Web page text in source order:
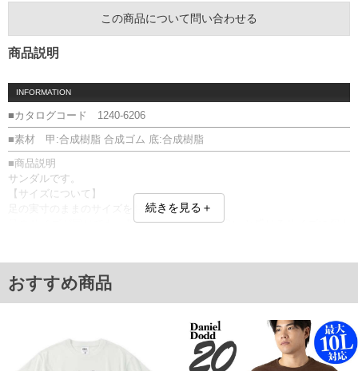
この商品について問い合わせる
商品説明
INFORMATION
■カタログコード 1240-6206
■素材 甲:合成樹脂 合成ゴム 底:合成樹脂
■商品説明
サンダルです。
【サイズについて】
足の実寸のままのサイズをお勧めします。
足のサイズが同じでも、骨格や肉付き、丁度良いと感じるサイズに個人
■サイズ表
サイズ/適応/甲幅(外寸)
M13/31/12.2
単位はcm
続きを見る＋
おすすめ商品